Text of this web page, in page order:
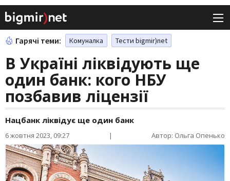
Гарячі теми: Комуналка Тести bigmir)net
В Україні ліквідують ще
один банк: кого НБУ
позбавив ліцензії
Нацбанк ліквідує ще один банк
6 жовтня 2023, 09:27 | Автор: Ольга Опенько